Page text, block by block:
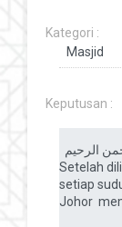
Kategori :
Keputusan :